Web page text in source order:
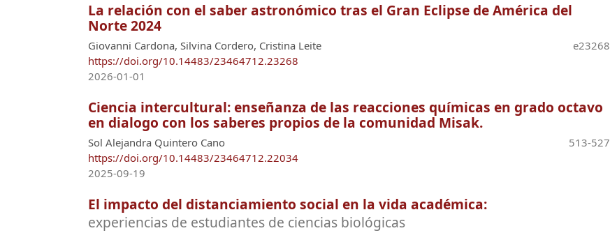
La relación con el saber astronómico tras el Gran Eclipse de América del
Norte 2024
Giovanni Cardona, Silvina Cordero, Cristina Leite
https://doi.org/10.14483/23464712.23268
e23268
2026-01-01
Ciencia intercultural: enseñanza de las reacciones químicas en grado octavo
en dialogo con los saberes propios de la comunidad Misak.
Sol Alejandra Quintero Cano
https://doi.org/10.14483/23464712.22034
513-527
2025-09-19
El impacto del distanciamiento social en la vida académica:
experiencias de estudiantes de ciencias biológicas